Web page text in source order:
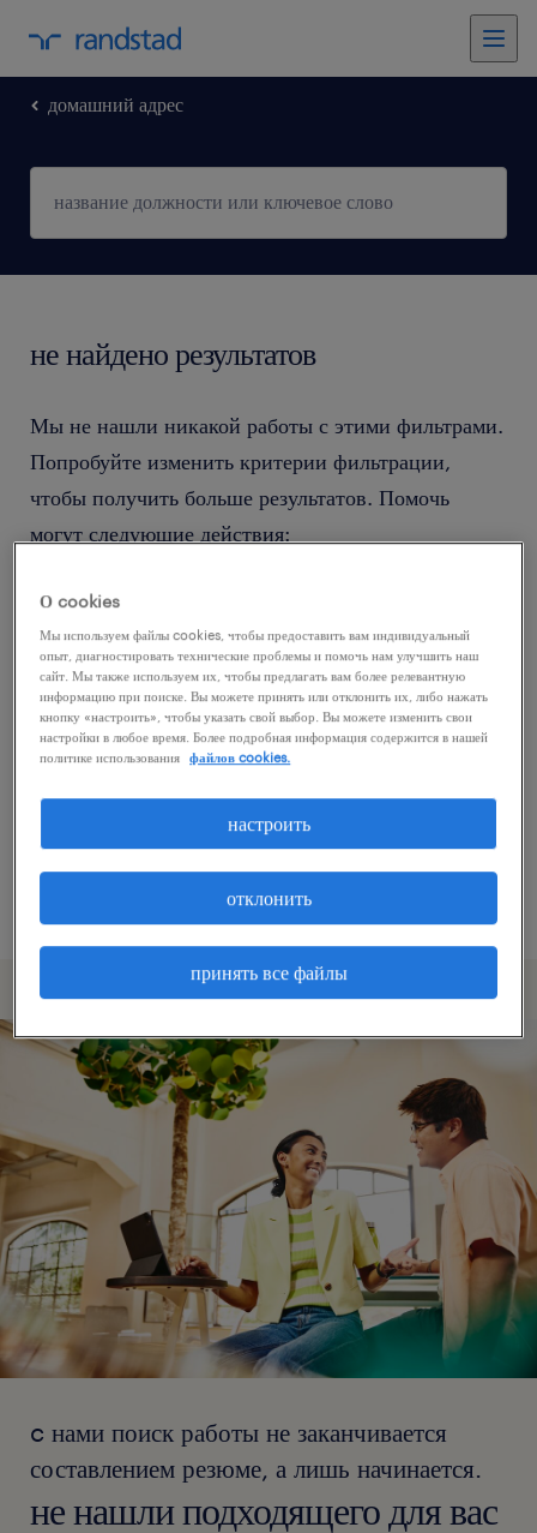
домашний адрес
не найдено результатов
Мы не нашли никакой работы с этими фильтрами.
Попробуйте изменить критерии фильтрации,
чтобы получить больше результатов. Помочь
могут следующие действия:
Попробуйте удалить некоторые из
примененных фильтров.
Вы искали работу в определенном месте?
Учтите возможность расширения диапазона
вокруг местонахождения.
Измените название должности или ключевые
слова и проверьте, правильно ли они
написаны.
c нами поиск работы не заканчивается
составлением резюме, а лишь начинается.
не нашли подходящего для вас
О cookies
Мы используем файлы cookies, чтобы предоставить вам индивидуальный
опыт, диагностировать технические проблемы и помочь нам улучшить наш
сайт. Мы также используем их, чтобы предлагать вам более релевантную
информацию при поиске. Вы можете принять или отклонить их, либо нажать
кнопку «настроить», чтобы указать свой выбор. Вы можете изменить свои
настройки в любое время. Более подробная информация содержится в нашей
политике использования
файлов cookies.
принять все файлы
отклонить
настроить